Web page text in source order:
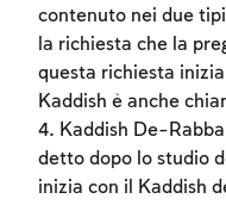
contenuto nei due
la richiesta che la
questa richiesta
Kaddish è anche
4. Kaddish De-
detto dopo lo studio
inizia con il Kaddish